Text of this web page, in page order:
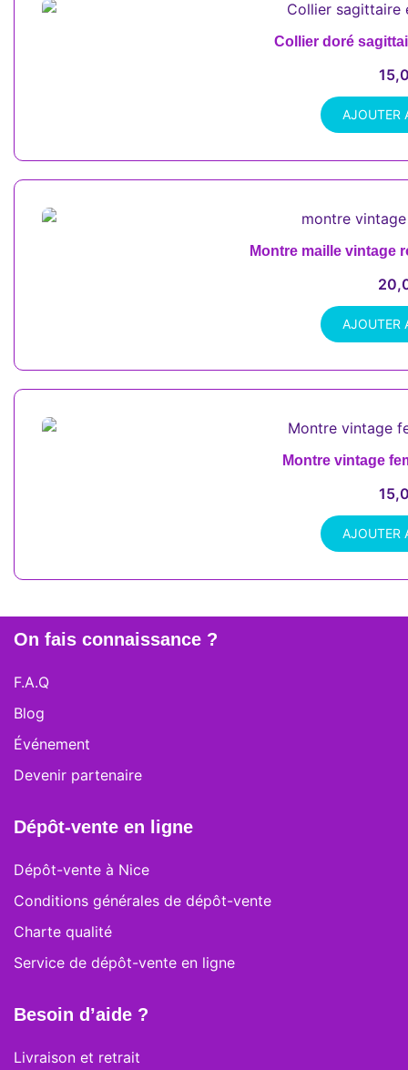
Collier doré
AJOUTER
Montre maille vintage
AJOUTER
Montre vintage
AJOUTER
On fais connaissance ?
F.A.Q
Blog
Événement
Devenir partenaire
Dépôt-vente en ligne
Dépôt-vente à Nice
Conditions générales de dépôt-vente
Charte qualité
Service de dépôt-vente en ligne
Besoin d’aide ?
Livraison et retrait